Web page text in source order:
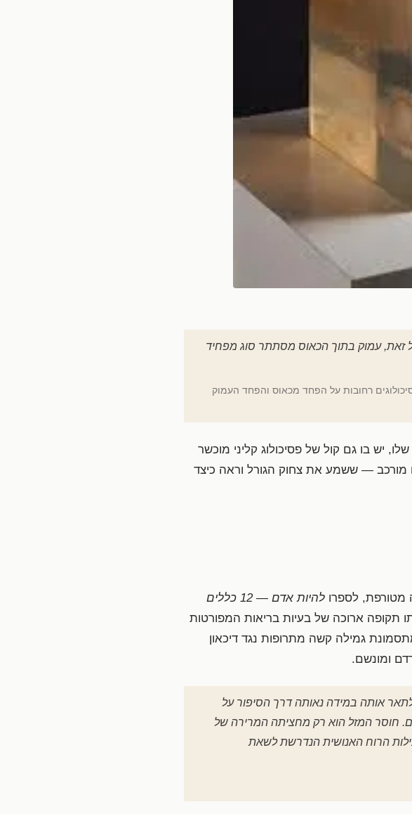
זאת, עמוק בתוך הכאוס מסתתר סוג מפחיד
רחובות על הפחד מכאוס והפחד העמוק
יש בו גם קול של פסיכולוג קליני מוכשר
מורכב — ששמע את צחוק הגורל וראה כיצד
להיות אדם — 12 כללים
תקופה ארוכה של בעיות בריאות המפורטות
גמילה קשה מתרופות נגד דיכאון
ומונשם.
אותה במידה נאותה דרך הסיפור על
חוסר המזל הוא רק מחציתה המרירה של
הרוח האנושית הנדרשת לשאת